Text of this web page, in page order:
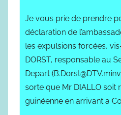
Je vous prie de prendre
déclaration de
les expulsions forcées,
DORST, responsable au
Depart
sorte que Mr DIALLO soit
guinéenne en arrivant a